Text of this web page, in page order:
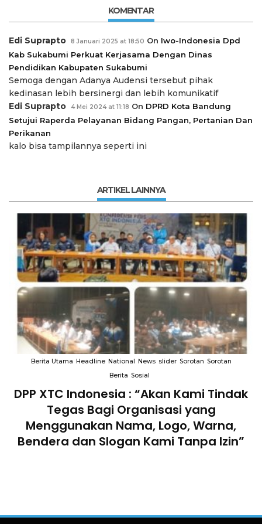
KOMENTAR
Edi Suprapto 8 Januari 2025 at 18:50 On Iwo-Indonesia Dpd
Kab Sukabumi Perkuat Kerjasama Dengan Dinas
Pendidikan Kabupaten Sukabumi
Semoga dengan Adanya Audensi tersebut pihak
kedinasan lebih bersinergi dan lebih komunikatif
Edi Suprapto
4 Mei 2024 at 11:18 On DPRD Kota Bandung
Setujui Raperda Pelayanan Bidang Pangan, Pertanian Dan
Perikanan
kalo bisa tampilannya seperti ini
ARTIKEL LAINNYA
Berita Utama Headline National News slider Sorotan Sorotan
Berita Sosial
DPP XTC Indonesia : “Akan Kami Tindak
Tegas Bagi Organisasi yang
Menggunakan Nama, Logo, Warna,
Bendera dan Slogan Kami Tanpa Izin”